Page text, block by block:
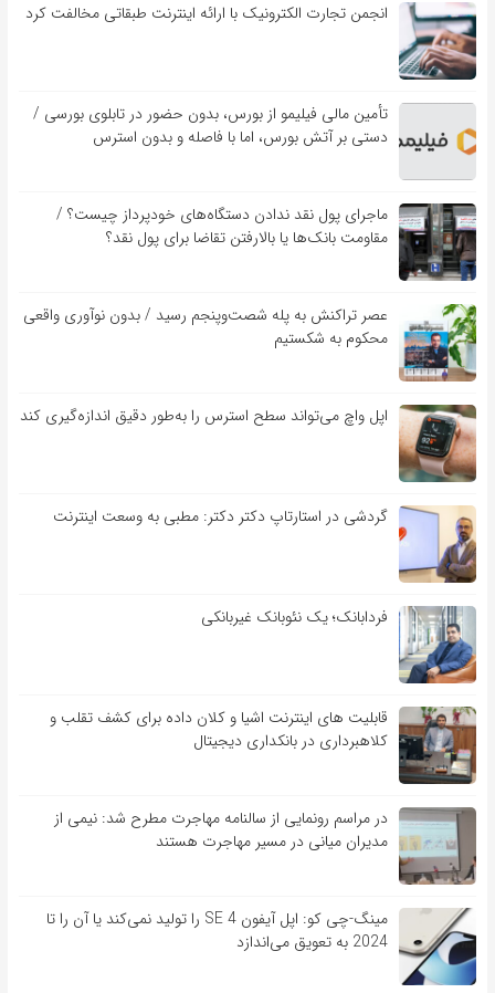
انجمن تجارت الکترونیک با ارائه اینترنت طبقاتی مخالفت کرد
تأمین مالی فیلیمو از بورس، بدون حضور در تابلوی بورسی /
دستی بر آتش بورس، اما با فاصله و بدون استرس
ماجرای پول نقد ندادن دستگاه‌های خودپرداز چیست؟ /
مقاومت بانک‌ها یا بالارفتن تقاضا برای پول نقد؟
عصر تراکنش به پله شصت‌وپنجم رسید / بدون نوآوری واقعی
محکوم به شکستیم
اپل واچ می‌تواند سطح استرس را به‌طور دقیق اندازه‌گیری کند
گردشی در استارتاپ دکتر دکتر: مطبی به وسعت اینترنت
فردابانک؛ یک نئوبانک غیربانکی
قابلیت ‏های اینترنت اشیا و کلان‏ داده برای کشف تقلب و
کلاهبرداری در بانکداری دیجیتال
در مراسم رونمایی از سالنامه مهاجرت مطرح شد: نیمی از
مدیران میانی در مسیر مهاجرت هستند
مینگ-چی کو: اپل آیفون SE 4 را تولید نمی‌کند یا آن را تا
2024 به تعویق می‌اندازد